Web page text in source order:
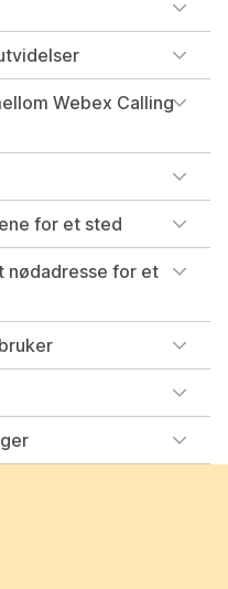
Webex Calling
for et sted
nødadresse for et